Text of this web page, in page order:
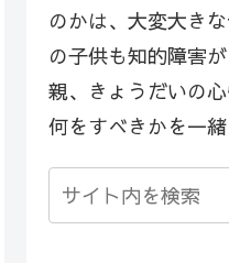
のかは、大変大き
の子供も知的障害
親、きょうだいの
何をすべきかを一緒